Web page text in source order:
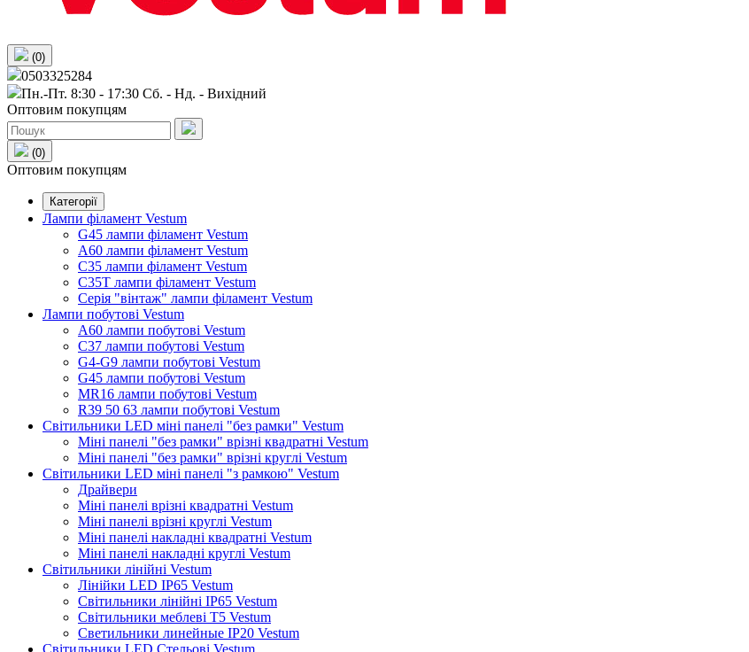
(0)
0503325284
Пн.-Пт. 8:30 - 17:30 Сб. - Нд. - Вихiдний
Оптовим покупцям
(0)
Оптовим покупцям
Категорії
Лампи філамент Vestum
G45 лампи філамент Vestum
А60 лампи філамент Vestum
С35 лампи філамент Vestum
С35T лампи філамент Vestum
Серія "вінтаж" лампи філамент Vestum
Лампи побутові Vestum
A60 лампи побутові Vestum
C37 лампи побутові Vestum
G4-G9 лампи побутові Vestum
G45 лампи побутові Vestum
MR16 лампи побутові Vestum
R39 50 63 лампи побутові Vestum
Світильники LED міні панелі "без рамки" Vestum
Міні панелі "без рамки" врізні квадратні Vestum
Міні панелі "без рамки" врізні круглі Vestum
Світильники LED міні панелі "з рамкою" Vestum
Драйвери
Міні панелі врізні квадратні Vestum
Міні панелі врізні круглі Vestum
Міні панелі накладні квадратні Vestum
Міні панелі накладні круглі Vestum
Світильники лінійні Vestum
Лінійки LED IP65 Vestum
Світильники лінійні IP65 Vestum
Світильники меблеві Т5 Vestum
Светильники линейные IP20 Vestum
Світильники LED Стельові Vestum